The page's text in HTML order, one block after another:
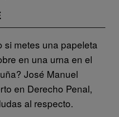
si metes una papeleta
en una urna en el
José Manuel
en Derecho Penal,
al respecto.